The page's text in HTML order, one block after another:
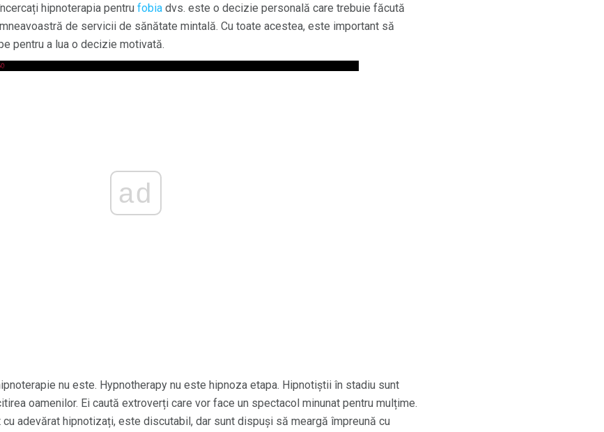
hipnoterapia pentru fobia dvs. este o decizie personală care trebuie făcută
de servicii de sănătate mintală. Cu toate acestea, este important să
pentru a lua o decizie motivată.
ad
nu este. Hypnotherapy nu este hipnoza etapa. Hipnotiștii în stadiu sunt
oamenilor. Ei caută extroverți care vor face un spectacol minunat pentru mulțime.
adevărat hipnotizați, este discutabil, dar sunt dispuși să meargă împreună cu